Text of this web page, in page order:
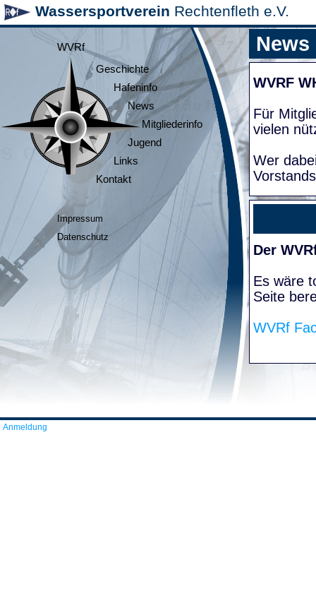
Wassersportverein Rechtenfleth e.V.
WVRf
Geschichte
Hafeninfo
News
Mitgliederinfo
Jugend
Links
Kontakt
Impressum
Datenschutz
News
WVRF
Für
vielen
Wer
Der
Es wäre
Seite
WVRf
Anmeldung